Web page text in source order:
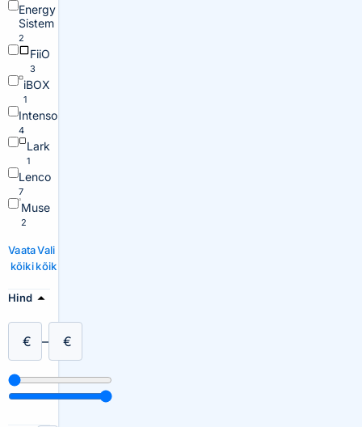
Energy
Sistem
2
FiiO
3
iBOX
1
Intenso
4
Lark
1
Lenco
7
Muse
2
Vaata
kõiki
Vali
kõik
Hind
€ – €